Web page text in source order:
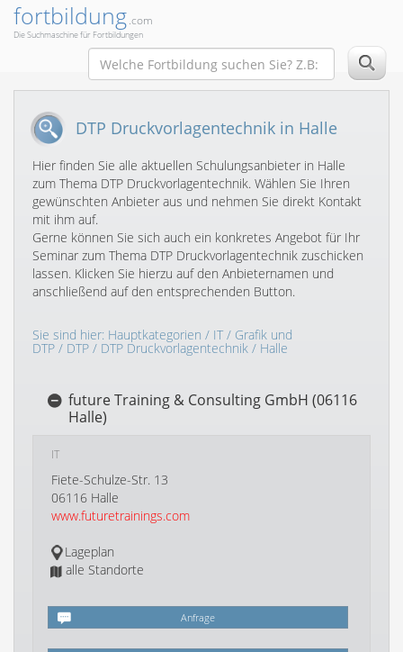
fortbildung.com
Die Suchmaschine für Fortbildungen
DTP Druckvorlagentechnik in Halle
Hier finden Sie alle aktuellen Schulungsanbieter in Halle
zum Thema DTP Druckvorlagentechnik. Wählen Sie Ihren
gewünschten Anbieter aus und nehmen Sie direkt Kontakt
mit ihm auf.
Gerne können Sie sich auch ein konkretes Angebot für Ihr
Seminar zum Thema DTP Druckvorlagentechnik zuschicken
lassen. Klicken Sie hierzu auf den Anbieternamen und
anschließend auf den entsprechenden Button.
Sie sind hier: Hauptkategorien / IT/ Grafik und
DTP / DTP / DTP Druckvorlagentechnik / Halle
future Training & Consulting GmbH (06116
Halle)
IT
Fiete-Schulze-Str. 13
06116 Halle
www.futuretrainings.com
Lageplan
alle Standorte
Anfrage